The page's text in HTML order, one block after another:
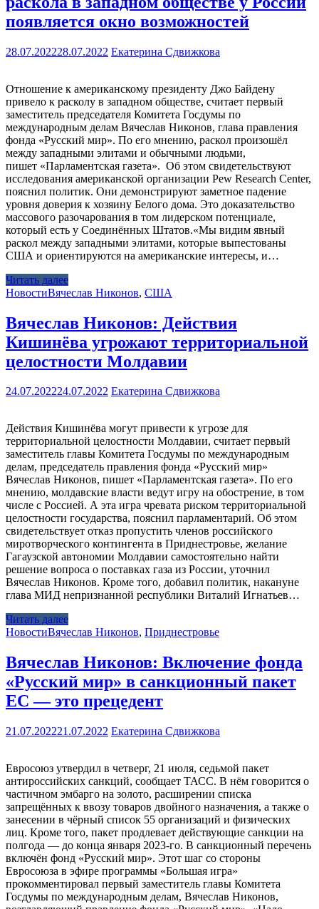
появляется окно возможностей
28.07.202228.07.2022 Екатерина Сдвижкова
Отношение к американскому президенту Джо Байдену
привело к расколу в западном обществе, считает первый
заместитель председателя Комитета Госдумы по
международным делам Вячеслав Никонов, глава правления
фонда «Русский мир». По его мнению, раскол произошёл
между западными элитами и обычными людьми,
пишет «Парламентская газета». Об этом свидетельствуют
исследования американской организации Pew Research Center,
пояснил политик. Они демонстрируют заметное падение
уровня доверия к хозяину Белого дома. Это доказательство
массового разочарования в том лидерском потенциале,
который есть у Соединённых Штатов.«Мы видим явный
раскол между западными элитами, которые выпестованы
США и ориентируются на американские интересы, и…
Читать далее
НовостиВячеслав Никонов, США
Вячеслав Никонов: Действия
Кишинёва угрожают территориальной
целостности Молдавии
24.07.202224.07.2022 Екатерина Сдвижкова
Действия Кишинёва могут привести к угрозе для
территориальной целостности Молдавии, считает первый
заместитель главы Комитета Госдумы по международным
делам, председатель правления фонда «Русский мир»
Вячеслав Никонов, пишет «Парламентская газета». По его
мнению, молдавские власти ведут игру на обострение, в том
числе с Россией. А эта игра чревата риском территориальной
целостности государства, пояснил парламентарий. Об этом
свидетельствует отказ пропустить членов российского
миротворческого контингента в Приднестровье, желание
Гагаузской автономии Молдавии самостоятельно найти
решение вопроса о поставках газа из России, уточнил
Вячеслав Никонов. Кроме того, добавил политик, накануне
глава МИД непризнанной республики Виталий Игнатьев…
Читать далее
НовостиВячеслав Никонов, Приднестровье
Вячеслав Никонов: Включение фонда
«Русский мир» в санкционный пакет
ЕС — это прецедент
21.07.202221.07.2022 Екатерина Сдвижкова
Евросоюз утвердил в четверг, 21 июля, седьмой пакет
антироссийских санкций, сообщает ТАСС. В нём говорится о
частичном эмбарго на золото, расширении списка
запрещённых к ввозу товаров двойного назначения, а также о
занесении в чёрный список 55 организаций и физических
лиц. Кроме того, пакет продлевает действующие санкции на
полгода — до конца января 2023-го. В санкционный перечень
включён фонд «Русский мир». Этот шаг со стороны
Евросоюза в эфире программы «Большая игра»
прокомментировал первый заместитель главы Комитета
Госдумы по международным делам, Вячеслав Никонов,